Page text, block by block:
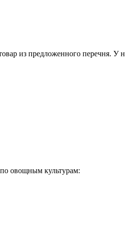
из предложенного перечня.
овощным культурам: